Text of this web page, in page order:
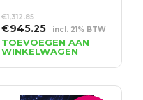
€1,312.85
Oorspronkelijke
prijs
was:
€1,312.85.
€945.25Huidige
prijs
is:
€945.25.
incl. 21% BTW
TOEVOEGEN AAN
WINKELWAGEN